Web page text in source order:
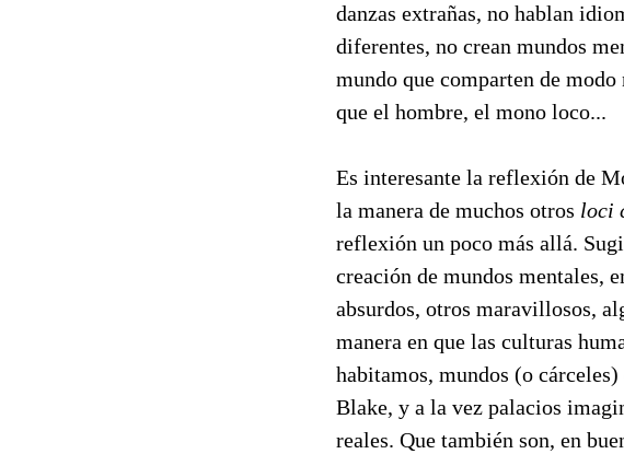
danzas extrañas, no hablan
diferentes, no crean mundos
mundo que comparten de
que el hombre, el mono loco...
Es interesante la reflexión de
la manera de muchos otros loci
reflexión un poco más allá.
creación de mundos mentales,
absurdos, otros maravillosos,
manera en que las culturas
habitamos, mundos (o cárceles)
Blake, y a la vez palacios
reales. Que también son, en